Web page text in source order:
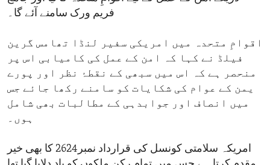
فریم ورک سامنے آئے گا۔
اقوامِ متحدہ میں امریکی سفیر لنڈا تھامس گرین
فیلڈ نے کہا کہ امن کے عمل کی کامیابی اس پر
منحصر ہے کہ اس میں سبھی کے نقطۂ نظر اور پورے
یمن کے عوام کی شکایات کو سامنے رکھا جائے جس
میں انصاف اور جوابدہی کے مطالبات بھی شامل
ہوں۔
امریکہ سلامتی کونسل کی قرارداد نمبر2624 کا بھی خیر